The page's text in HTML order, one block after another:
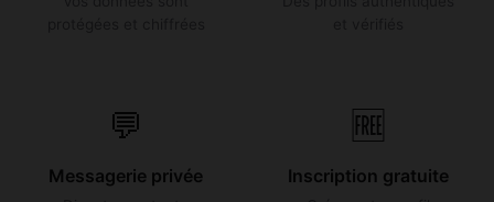
💬
Messagerie privée
🆓
Inscription gratuite